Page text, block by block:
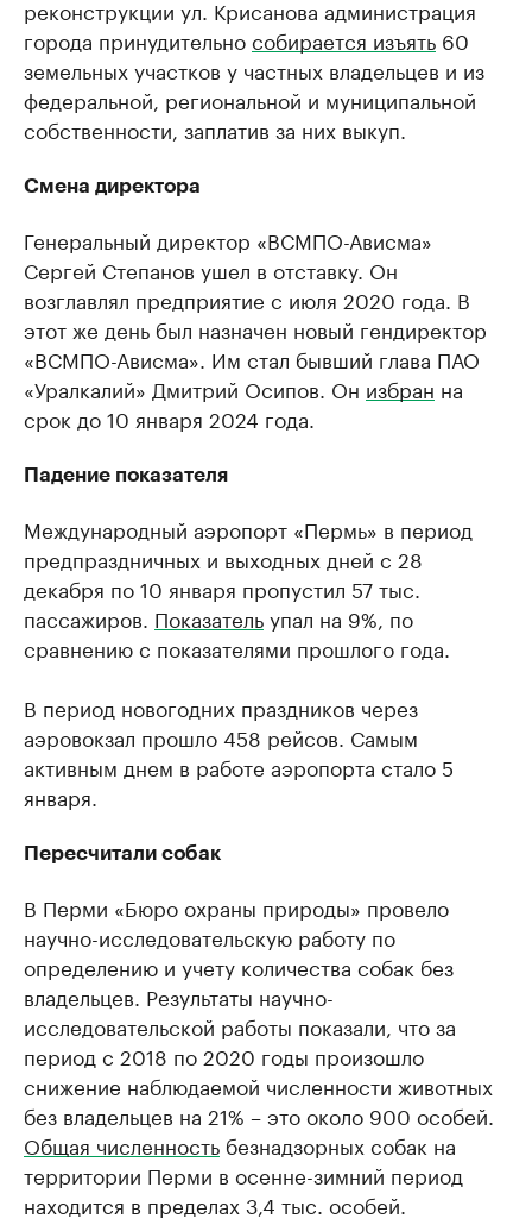
реконструкции ул. Крисанова администрация
города принудительнособирается изъять 60
земельных участков у частных владельцев и из
федеральной, региональной и муниципальной
собственности, заплатив за них выкуп.
Смена директора
Генеральный директор «ВСМПО-Ависма»
Сергей Степанов ушел в отставку. Он
возглавлял предприятие с июля 2020 года. В
этот же день был назначен новый гендиректор
«ВСМПО-Ависма». Им стал бывший глава ПАО
«Уралкалий» Дмитрий Осипов. Он избран на
срок до 10 января 2024 года.
Падение показателя
Международный аэропорт «Пермь» в период
предпраздничных и выходных дней с 28
декабря по 10 января пропустил 57 тыс.
пассажиров. Показательупал на 9%, по
сравнению с показателями прошлого года.
В период новогодних праздников через
аэровокзал прошло 458 рейсов. Самым
активным днем в работе аэропорта стало 5
января.
Пересчитали собак
В Перми «Бюро охраны природы» провело
научно-исследовательскую работу по
определению и учету количества собак без
владельцев. Результаты научно-
исследовательской работы показали, что за
период с 2018 по 2020 годы произошло
снижение наблюдаемой численности животных
без владельцев на 21% – это около 900 особей.
Общая численность безнадзорных собак на
территории Перми в осенне-зимний период
находится в пределах 3,4 тыс. особей.